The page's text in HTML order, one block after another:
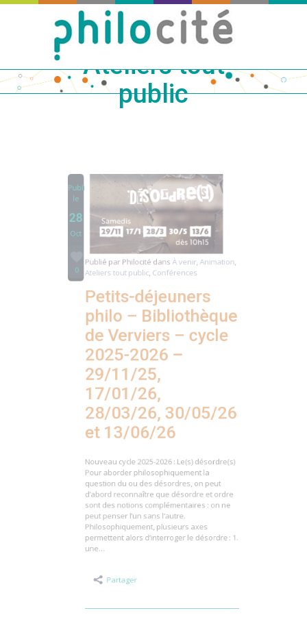
Ateliers tout
public
28
Publié parPhilocitédansÀ venir,Animation
Ateliers tout public , Conférences
Petits-déjeuners
philo – Bibliothèque
de Verviers – cycle
2025-2026 –
29/11/25,
17/01/26,
28/03/26, 30/05/26
et 13/06/26
Nouveau cycle 2025-2026 : Le(s) désordre(s)
Pour aborder philosophiquement la
question du ou des désordres, on peut
d’abord reconnaître que désordre et ordre
sont des notions complémentaires : on ne
peut penser l’un sans l’autre.
Philosophiquement, plusieurs axes
une…